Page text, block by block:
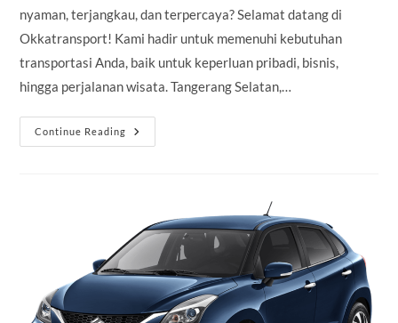
nyaman, terjangkau, dan terpercaya? Selamat datang di
Okkatransport! Kami hadir untuk memenuhi kebutuhan
transportasi Anda, baik untuk keperluan pribadi, bisnis,
hingga perjalanan wisata. Tangerang Selatan,…
Continue Reading
Sewa
Mobil